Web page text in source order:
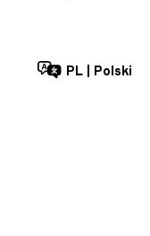
PL Polski